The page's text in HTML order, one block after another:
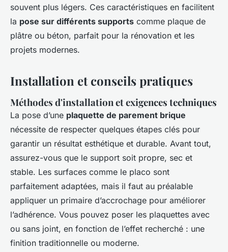
souvent plus légers. Ces caractéristiques en facilitent
la pose sur différents supports comme plaque de
plâtre ou béton, parfait pour la rénovation et les
projets modernes.
Installation et conseils pratiques
Méthodes d'installation et exigences techniques
La pose d’une plaquette de parement brique
nécessite de respecter quelques étapes clés pour
garantir un résultat esthétique et durable. Avant tout,
assurez-vous que le support soit propre, sec et
stable. Les surfaces comme le placo sont
parfaitement adaptées, mais il faut au préalable
appliquer un primaire d’accrochage pour améliorer
l’adhérence. Vous pouvez poser les plaquettes avec
ou sans joint, en fonction de l’effet recherché : une
finition traditionnelle ou moderne.